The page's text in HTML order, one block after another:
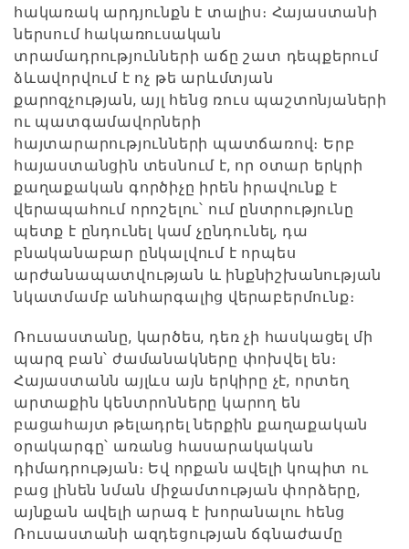
հակառակ արդյունքն է տալիս։ Հայաստանի
ներսում հակառուսական
տրամադրությունների աճը շատ դեպքերում
ձևավորվում է ոչ թե արևմտյան
քարոզչության, այլ հենց ռուս պաշտոնյաների
ու պատգամավորների
հայտարարությունների պատճառով։ Երբ
հայաստանցին տեսնում է, որ օտար երկրի
քաղաքական գործիչը իրեն իրավունք է
վերապահում որոշելու՝ ում ընտրությունը
պետք է ընդունել կամ չընդունել, դա
բնականաբար ընկալվում է որպես
արժանապատվության և ինքնիշխանության
նկատմամբ անհարգալից վերաբերմունք։
Ռուսաստանը, կարծես, դեռ չի հասկացել մի
պարզ բան՝ ժամանակները փոխվել են։
Հայաստանն այլևս այն երկիրը չէ, որտեղ
արտաքին կենտրոնները կարող են
բացահայտ թելադրել ներքին քաղաքական
օրակարգը՝ առանց հասարակական
դիմադրության։ Եվ որքան ավելի կոպիտ ու
բաց լինեն նման միջամտության փորձերը,
այնքան ավելի արագ է խորանալու հենց
Ռուսաստանի ազդեցության ճգնաժամը